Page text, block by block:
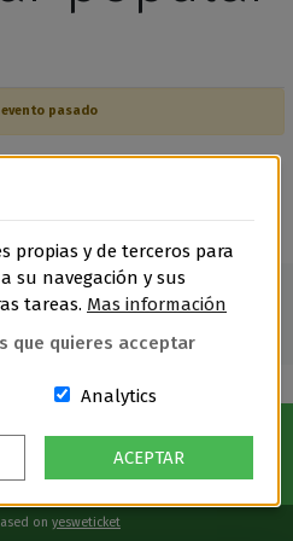
pasado
de 2026 a les 20 h
on yesweticket
propias y de terceros para
su navegación y sus
tareas. Mas información
que quieres acceptar
cookies són essenciales para
AnalyticsCookies related
ACEPTAR